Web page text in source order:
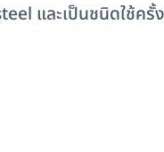
และเป็นชนิดใช้ค